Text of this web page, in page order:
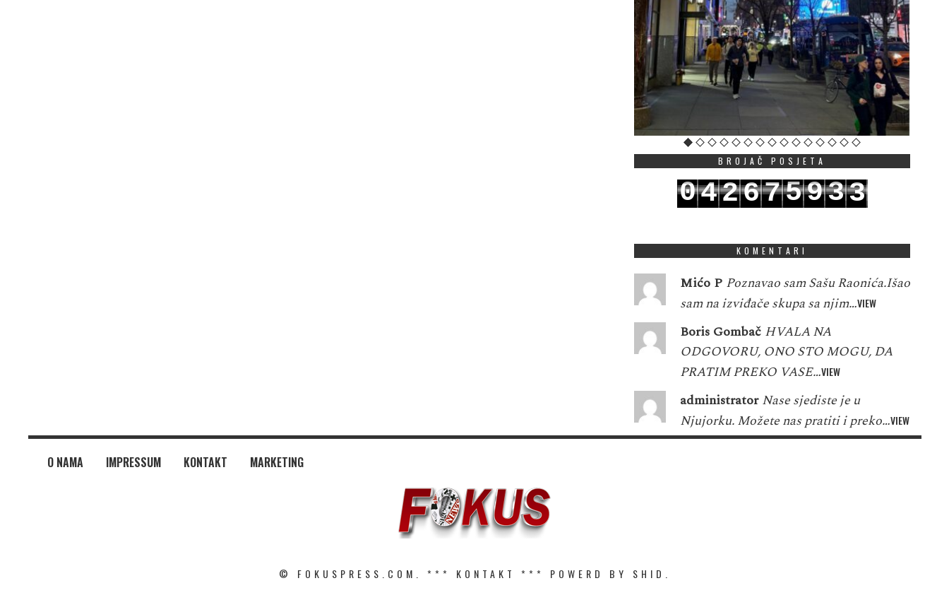
BROJAČ POSJETA
042675933
KOMENTARI
Mićo P Poznavao sam Sašu Raonića.Išao
sam na izviđače skupa sa njim…VIEW
Boris Gombač HVALA NA
ODGOVORU, ONO STO MOGU, DA
PRATIM PREKO VASE…VIEW
administrator Nase sjediste je u
Njujorku. Možete nas pratiti i preko…VIEW
O NAMA IMPRESSUM KONTAKT MARKETING
© FOKUSPRESS.COM. *** KONTAKT *** POWERD BY SHID.